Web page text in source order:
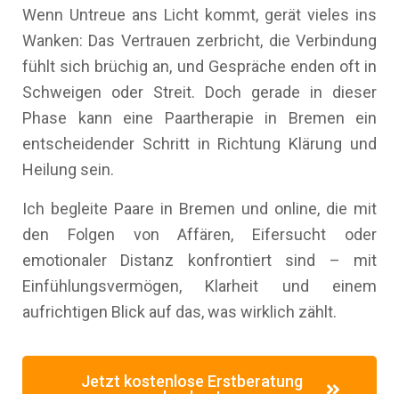
Wenn Untreue ans Licht kommt, gerät vieles ins
Wanken: Das Vertrauen zerbricht, die Verbindung
fühlt sich brüchig an, und Gespräche enden oft in
Schweigen oder Streit. Doch gerade in dieser
Phase kann eine Paartherapie in Bremen ein
entscheidender Schritt in Richtung Klärung und
Heilung sein.
Ich begleite Paare in Bremen und online, die mit
den Folgen von Affären, Eifersucht oder
emotionaler Distanz konfrontiert sind – mit
Einfühlungsvermögen, Klarheit und einem
aufrichtigen Blick auf das, was wirklich zählt.
Jetzt kostenlose Erstberatung